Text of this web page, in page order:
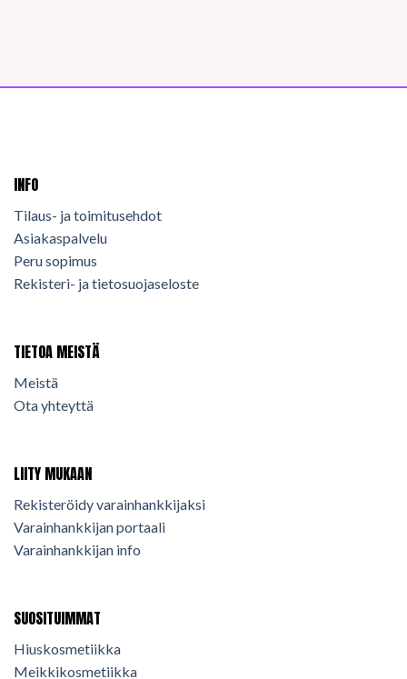
INFO
Tilaus- ja toimitusehdot
Asiakaspalvelu
Peru sopimus
Rekisteri- ja tietosuojaseloste
TIETOA MEISTÄ
Meistä
Ota yhteyttä
LIITY MUKAAN
Rekisteröidy varainhankkijaksi
Varainhankkijan portaali
Varainhankkijan info
SUOSITUIMMAT
Hiuskosmetiikka
Meikkikosmetiikka